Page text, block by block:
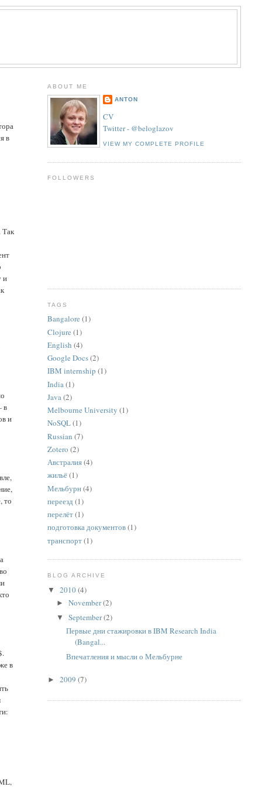
в
Так
и
в
и
то
в
ABOUT ME
ANTON
CV
Twitter - @beloglazov
VIEW MY COMPLETE PROFILE
FOLLOWERS
TAGS
Bangalore (1)
Clojure (1)
English (4)
Google Docs(2)
IBM internship (1)
India(1)
Java(2)
Melbourne University (1)
NoSQL(1)
Russian (7)
Zotero (2)
Австралия(4)
жильё(1)
Мельбурн(4)
переезд (1)
перелёт(1)
подготовка документов(1)
транспорт(1)
BLOG ARCHIVE
▼ 2010(4)
►November(2)
▼September(2)
Первые дни стажировки в IBM Research India
(Bangal...
Впечатления и мысли о Мельбурне
► 2009 (7)